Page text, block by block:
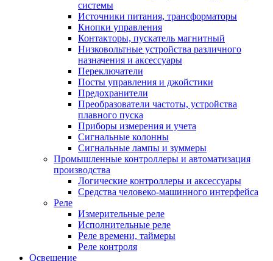
системы
Источники питания, трансформаторы
Кнопки управления
Контакторы, пускатель магнитный
Низковольтные устройства различного
назначения и аксессуары
Переключатели
Посты управления и джойстики
Предохранители
Преобразователи частоты, устройства
плавного пуска
Приборы измерения и учета
Сигнальные колонны
Сигнальные лампы и зуммеры
Промышленные контроллеры и автоматизация
производства
Логические контроллеры и аксессуары
Средства человеко-машинного интерфейса
Реле
Измерительные реле
Исполнительные реле
Реле времени, таймеры
Реле контроля
Освещение